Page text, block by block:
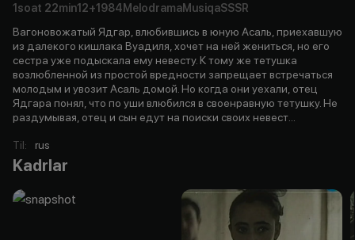
1soat 22min12+1984 MelodramaMusiqaSSSR
Вагоновожатый Ядгар, влюбившись в юную Асаль, приехавшую
из далекого кишлака Вуадиля, хочет на ней жениться, но его
сестра уже подыскала ему невесту. К тому же тетушка
возлюбленной из простой вредности запрещает встречаться
молодым и увозит Асаль домой. Но когда они уехали, отец
Ядгара понял, что по уши влюбился в своенравную тетушку. Не
раздумывая, отец и сын едут на поиски своих невест...
Til: rus
Kadrlar